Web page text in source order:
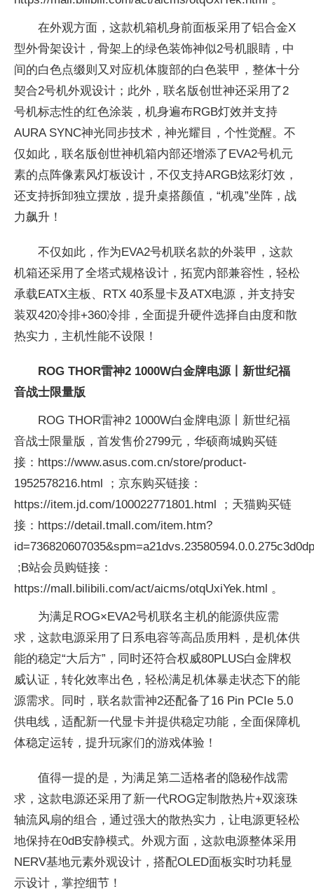
在外观方面，这款机箱机身前面板采用了铝合金X
型外骨架设计，骨架上的绿色装饰神似2号机眼睛，中
间的白色点缀则又对应机体腹部的白色装甲，整体十分
契合2号机外观设计；此外，联名版创世神还采用了2
号机标志性的红色涂装，机身遍布RGB灯效并支持
AURA SYNC神光同步技术，神光耀目，个性觉醒。不
仅如此，联名版创世神机箱内部还增添了EVA2号机元
素的点阵像素风灯板设计，不仅支持ARGB炫彩灯效，
还支持拆卸独立摆放，提升桌搭颜值，“机魂”坐阵，战
力飙升！
不仅如此，作为EVA2号机联名款的外装甲，这款
机箱还采用了全塔式规格设计，拓宽内部兼容性，轻松
承载EATX主板、RTX 40系显卡及ATX电源，并支持安
装双420冷排+360冷排，全面提升硬件选择自由度和散
热实力，主机性能不设限！
ROG THOR雷神2 1000W白金牌电源丨新世纪福
音战士限量版
ROG THOR雷神2 1000W白金牌电源丨新世纪福
音战士限量版，首发售价2799元，华硕商城购买链
接：https://www.asus.com.cn/store/product-
1952578216.html ；京东购买链接：
https://item.jd.com/100022771801.html ；天猫购买链
接：https://detail.tmall.com/item.htm?
;B站会员购链接：
https://mall.bilibili.com/act/aicms/otqUxiYek.html 。
为满足ROG×EVA2号机联名主机的能源供应需
求，这款电源采用了日系电容等高品质用料，是机体供
能的稳定“大后方”，同时还符合权威80PLUS白金牌权
威认证，转化效率出色，轻松满足机体暴走状态下的能
源需求。同时，联名款雷神2还配备了16 Pin PCIe 5.0
供电线，适配新一代显卡并提供稳定功能，全面保障机
体稳定运转，提升玩家们的游戏体验！
值得一提的是，为满足第二适格者的隐秘作战需
求，这款电源还采用了新一代ROG定制散热片+双滚珠
轴流风扇的组合，通过强大的散热实力，让电源更轻松
地保持在0dB安静模式。外观方面，这款电源整体采用
NERV基地元素外观设计，搭配OLED面板实时功耗显
示设计，掌控细节！